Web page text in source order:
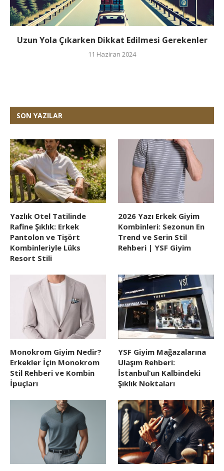
Uzun Yola Çıkarken Dikkat Edilmesi Gerekenler
11 Haziran 2024
SON YAZILAR
Yazlık Otel Tatilinde
Rafine Şıklık: Erkek
Pantolon ve Tişört
Kombinleriyle Lüks
Resort Stili
2026 Yazı Erkek Giyim
Kombinleri: Sezonun En
Trend ve Serin Stil
Rehberi | YSF Giyim
Monokrom Giyim Nedir?
Erkekler İçin Monokrom
Stil Rehberi ve Kombin
İpuçları
YSF Giyim Mağazalarına
Ulaşım Rehberi:
İstanbul’un Kalbindeki
Şıklık Noktaları